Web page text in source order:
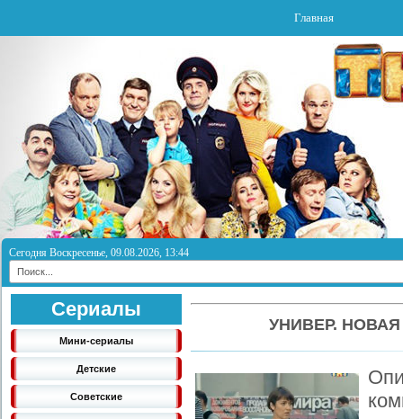
Главная
Сегодня Воскресенье, 09.08.2026, 13:44
Сериалы
Мини-сериалы
Детские
Советские
УНИВЕР.